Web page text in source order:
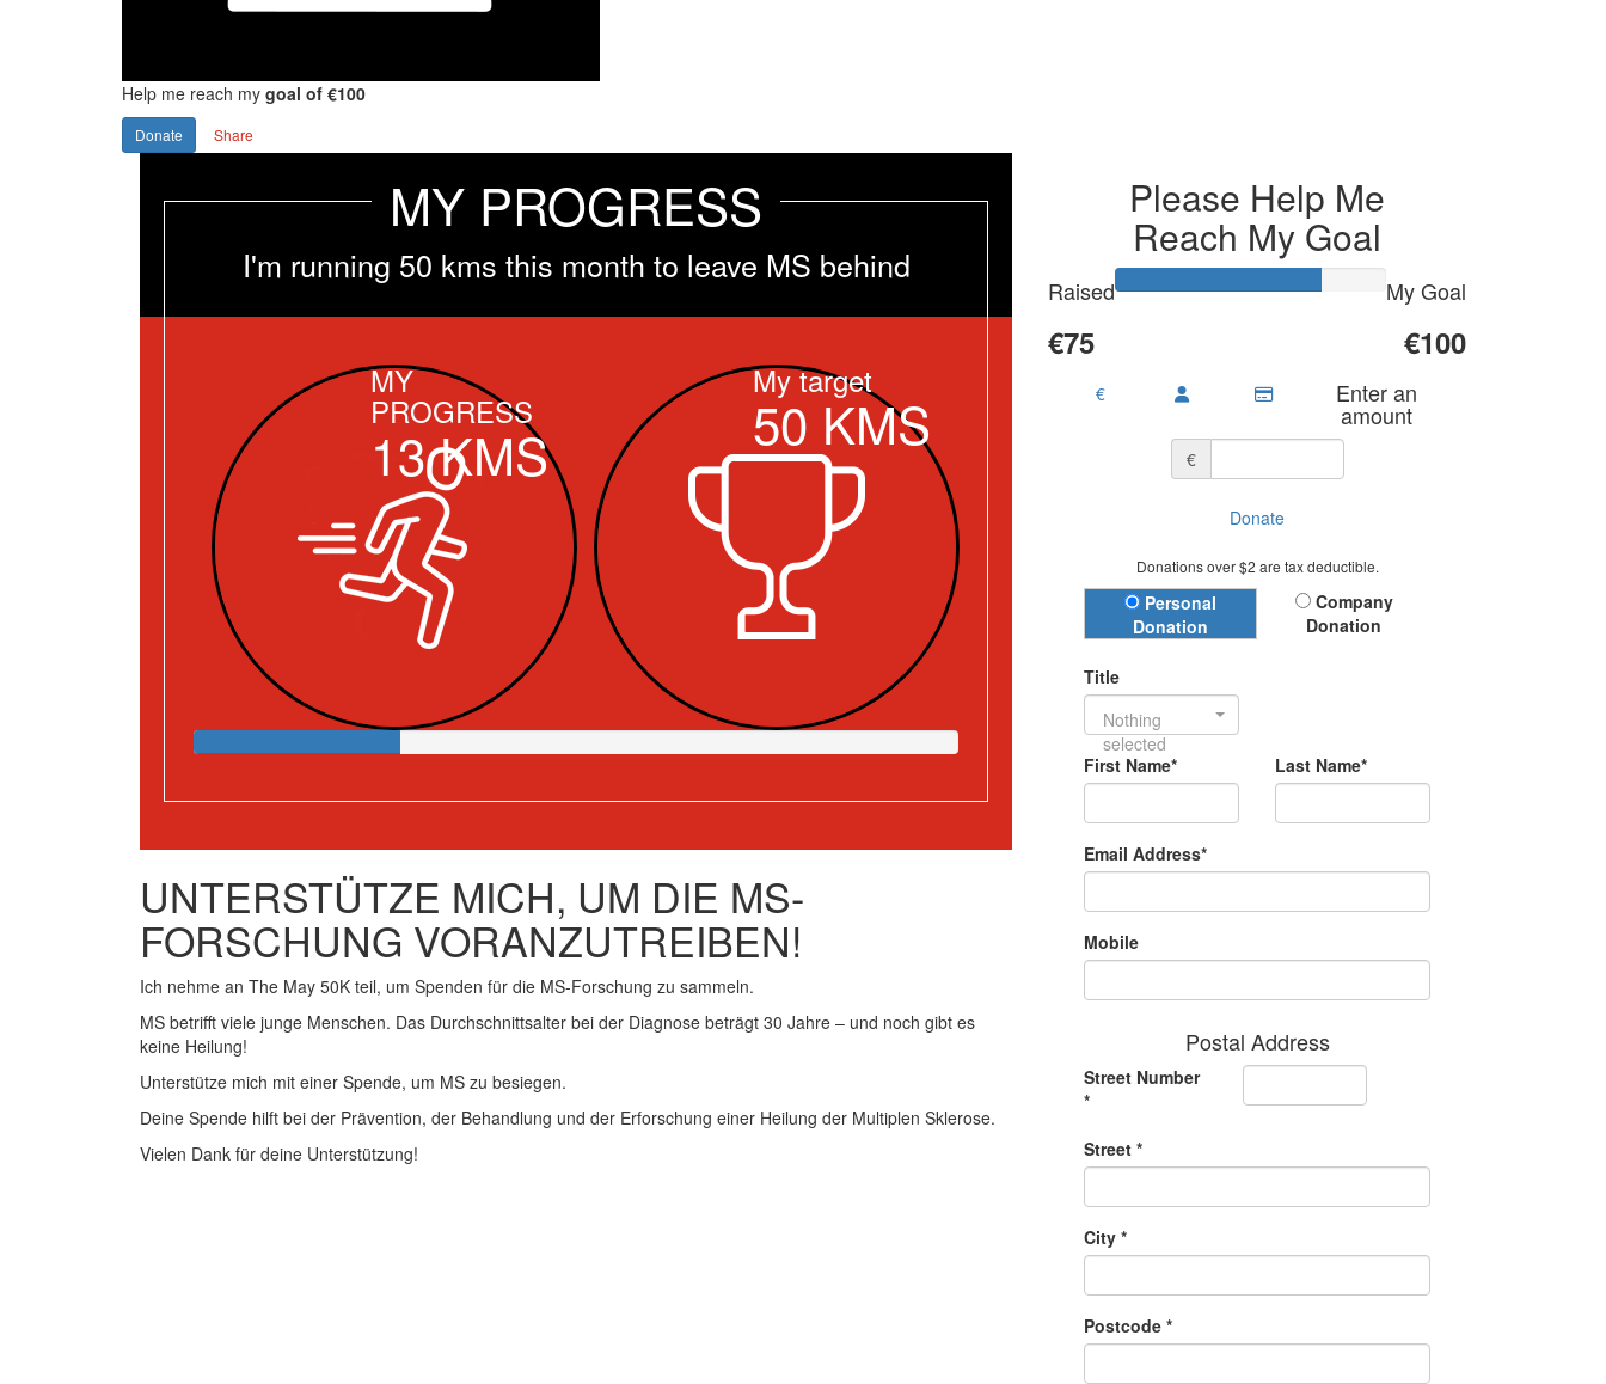
Help me reach my goal of €100
Donate Share
Please Help Me
Reach My Goal
Raised
€75
My Goal
€100
€ Enter an
amount
€
Donate
Donations over $2 are tax deductible.
Donation Type
Personal
Donation
Company
Donation
Title
Nothing
selected
First Name*
Last Name*
Email Address*
Mobile
Postal Address
Street Number
*
Street *
City *
Postcode *
MY PROGRESS
I'm running 50 kms this month to leave MS behind
MY
PROGRESS
13KMS
My target
50 KMS
UNTERSTÜTZE MICH, UM DIE MS-
FORSCHUNG VORANZUTREIBEN!
Ich nehme an The May 50K teil, um Spenden für die MS-Forschung zu sammeln.
MS betrifft viele junge Menschen. Das Durchschnittsalter bei der Diagnose beträgt 30 Jahre – und noch gibt es
keine Heilung!
Unterstütze mich mit einer Spende, um MS zu besiegen.
Deine Spende hilft bei der Prävention, der Behandlung und der Erforschung einer Heilung der Multiplen Sklerose.
Vielen Dank für deine Unterstützung!